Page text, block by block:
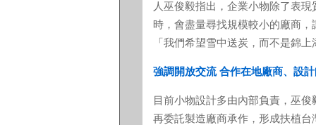
人巫俊毅指出，企業小物除了表
時，會盡量尋找規模較小的廠商
「我們希望雪中送炭，而不是錦上
強調開放交流 合作在地廠商、設
目前小物設計多由內部負責，巫
再委託製造廠商承作，形成扶植